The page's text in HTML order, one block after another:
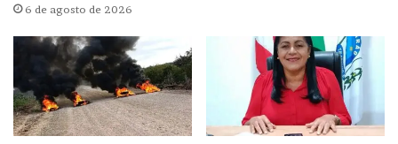
6 de agosto de 2026